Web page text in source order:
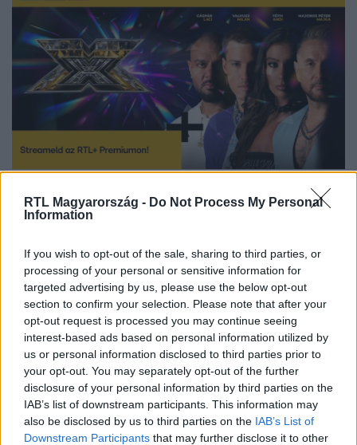
RTL Magyarország - Do Not Process My Personal
Information
If you wish to opt-out of the sale, sharing to third parties, or
processing of your personal or sensitive information for
targeted advertising by us, please use the below opt-out
section to confirm your selection. Please note that after your
opt-out request is processed you may continue seeing
interest-based ads based on personal information utilized by
us or personal information disclosed to third parties prior to
your opt-out. You may separately opt-out of the further
disclosure of your personal information by third parties on the
IAB’s list of downstream participants. This information may
also be disclosed by us to third parties on the IAB’s List of
Downstream Participants that may further disclose it to other
Nézd az X-Faktort minden szombat este az RTL-en vagy online
RTL+ Premiumon!
Itt állítsd be, hogy az RTL.hu az elsők között
legyen a Google-találatokban!